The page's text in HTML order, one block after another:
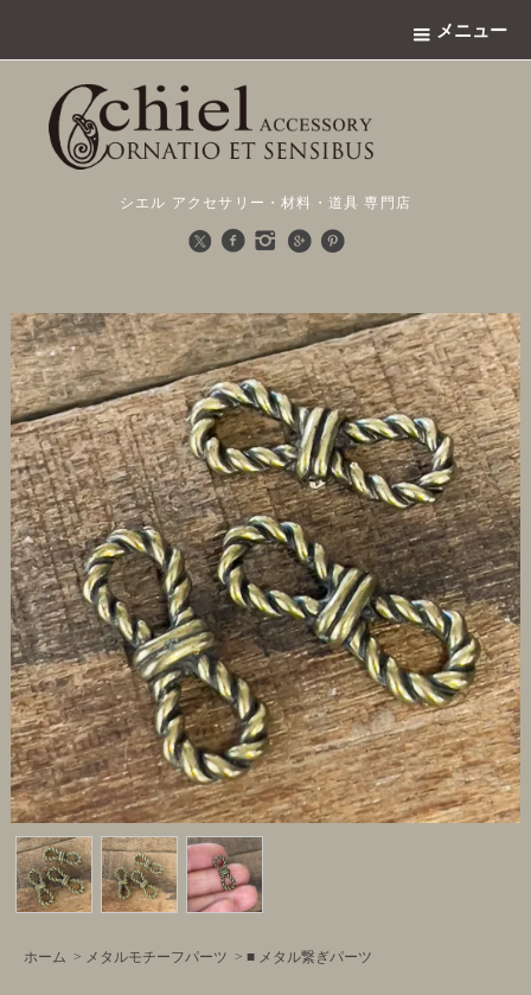
メニュー
シエル アクセサリー・材料・道具 専門店
ホーム > メタルモチーフパーツ > ■ メタル繋ぎパーツ